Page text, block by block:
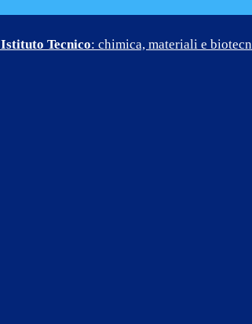
Istituto Tecnico: chimica, materiali e